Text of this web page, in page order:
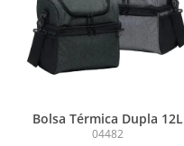
Bolsa Térmica Dupla 12L
04482